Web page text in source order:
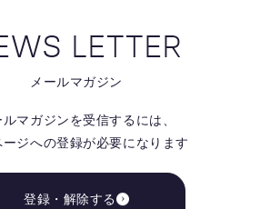
LETTER
メールマガジン
ルマガジンを受信するには、
ージへの登録が必要になります
登録・解除する